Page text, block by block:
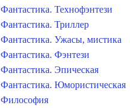
Фантастика. Технофэнтези
Фантастика. Триллер
Фантастика. Ужасы, мистика
Фантастика. Фэнтези
Фантастика. Эпическая
Фантастика. Юмористическая
Философия